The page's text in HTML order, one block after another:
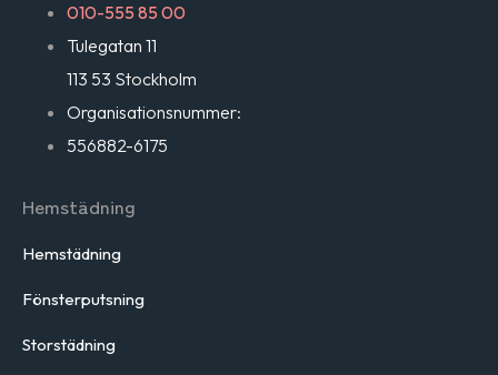
010-555 85 00
Tulegatan 11
113 53 Stockholm
Organisationsnummer:
556882-6175
Hemstädning
Hemstädning
Fönsterputsning
Storstädning